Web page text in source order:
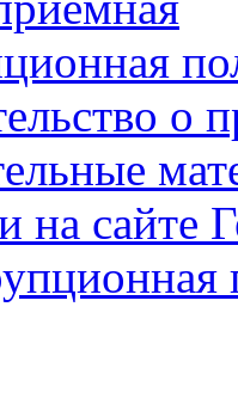
о
на сайте